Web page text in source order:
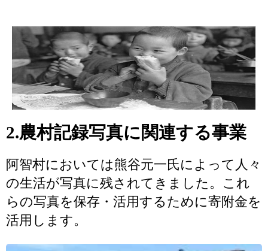
2.農村記録写真に関連する事業
阿智村においては熊谷元一氏によって人々
の生活が写真に残されてきました。これ
らの写真を保存・活用するために寄附金を
活用します。